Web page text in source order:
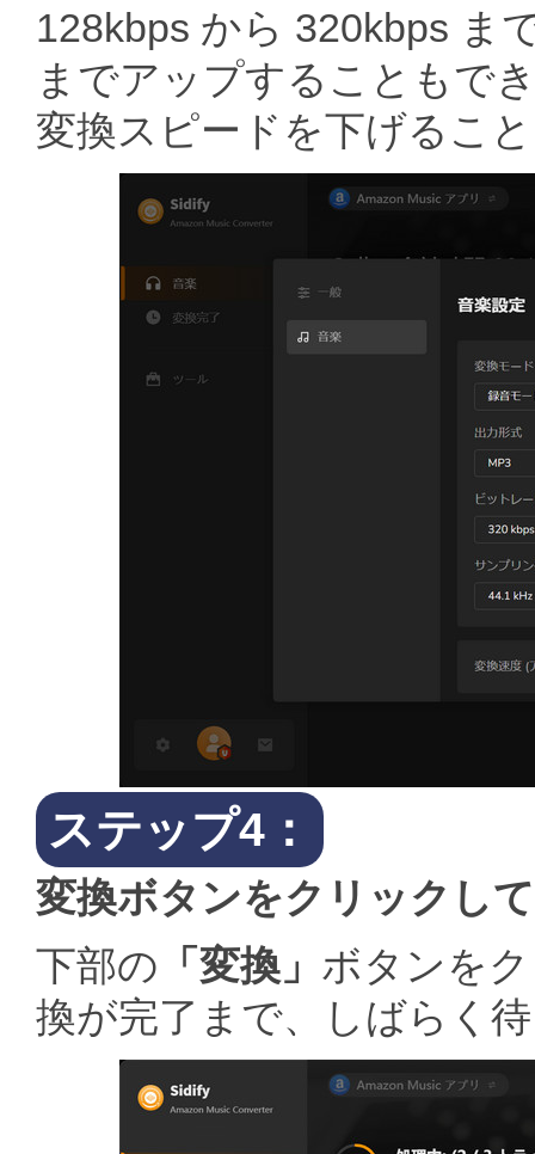
128kbps から 320kbps ま
までアップすることもで
変換スピードを下げるこ
ステップ4：
変換ボタンをクリックし
下部の 「変換」 ボタンを
換が完了まで、しばらく